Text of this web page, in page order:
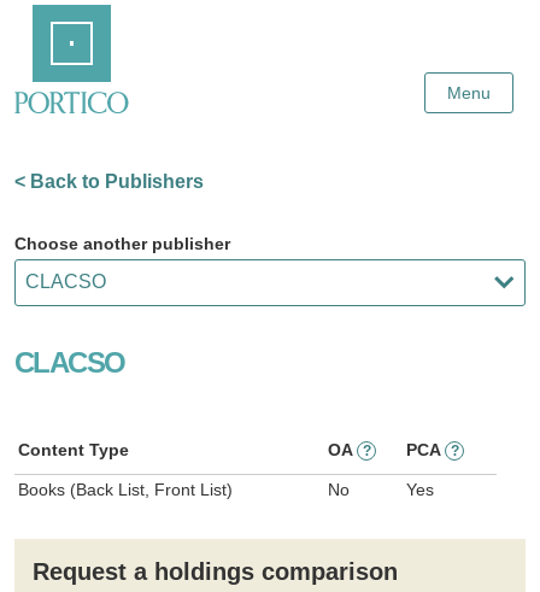
Content
Menu
< Back to Publishers
Choose another publisher
CLACSO
Content Type OA ? PCA ?
Books (Back List, Front List) No Yes
Request a holdings comparison